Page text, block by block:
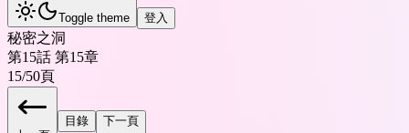
Toggle theme 登入
秘密之洞
第15話 第15章
15/50頁
目錄 下一頁